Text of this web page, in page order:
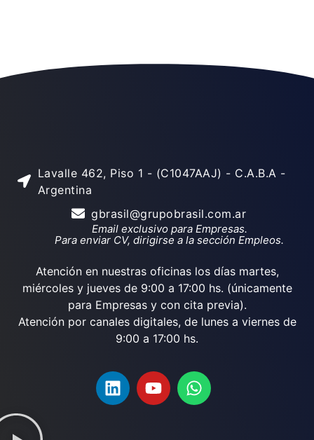
Lavalle 462, Piso 1 - (C1047AAJ) - C.A.B.A -
Argentina
gbrasil@grupobrasil.com.ar
Email exclusivo para Empresas.
Para enviar CV, dirigirse a la sección Empleos.
Atención en nuestras oficinas los días martes,
miércoles y jueves de 9:00 a 17:00 hs. (únicamente
para Empresas y con cita previa).
Atención por canales digitales, de lunes a viernes de
9:00 a 17:00 hs.